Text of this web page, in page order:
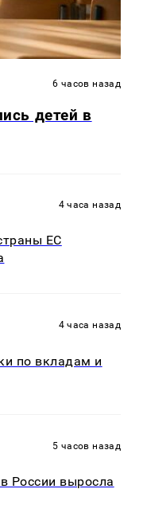
6 часов назад
детей в
4 часа назад
ЕС
4 часа назад
по вкладам и
5 часов назад
России выросла